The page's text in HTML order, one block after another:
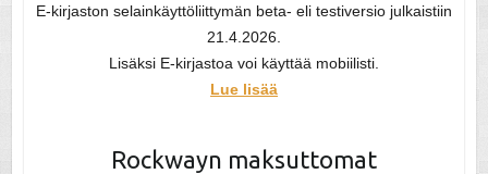
E-kirjaston selainkäyttöliittymän beta- eli testiversio julkaistiin
21.4.2026.
Lisäksi E-kirjastoa voi käyttää mobiilisti.
Lue lisää
Rockwayn maksuttomat